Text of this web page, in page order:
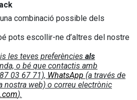
combinació possible dels
pots escollir-ne d’altres del nostre
les teves preferències als
o bé que contactis amb
03 67 71), WhatsApp (a través de
nostra web) o correu electrònic
).